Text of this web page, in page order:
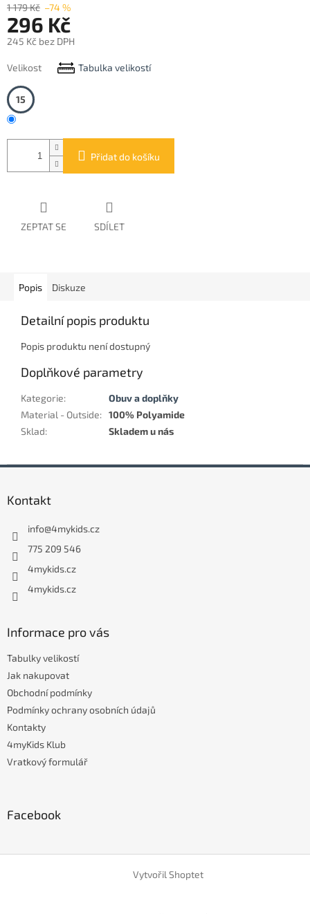
1 179 Kč –74 %
296 Kč
245 Kč bez DPH
cena:
Velikost Tabulka velikostí
15
Přidat do košíku
ZEPTAT SE SDÍLET
Popis Diskuze
Detailní popis produktu
Popis produktu není dostupný
Doplňkové parametry
Kategorie:
Obuv a doplňky
Material - Outside: 100% Polyamide
Sklad: Skladem u nás
Kontakt
info@4mykids.cz
775 209 546
4mykids.cz
4mykids.cz
Informace pro vás
Tabulky velikostí
Jak nakupovat
Obchodní podmínky
Podmínky ochrany osobních údajů
Kontakty
4myKids Klub
Vratkový formulář
Facebook
Vytvořil Shoptet